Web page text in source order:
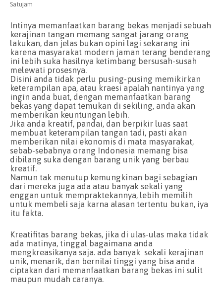
Satujam
Intinya memanfaatkan barang bekas menjadi sebuah
kerajinan tangan memang sangat jarang orang
lakukan, dan jelas bukan opini lagi sekarang ini
karena masyarakat modern jaman terang benderang
ini lebih suka hasilnya ketimbang bersusah-susah
melewati prosesnya.
Disini anda tidak perlu pusing-pusing memikirkan
keterampilan apa, atau kraesi apalah nantinya yang
ingin anda buat, dengan memanfaatkan barang
bekas yang dapat temukan di sekiling, anda akan
memberikan keuntungan lebih.
Jika anda kreatif, pandai, dan berpikir luas saat
membuat keterampilan tangan tadi, pasti akan
memberikan nilai ekonomis di mata masyarakat,
sebab-sebabnya orang Indonesia memang bisa
dibilang suka dengan barang unik yang berbau
kreatif.
Namun tak menutup kemungkinan bagi sebagian
dari mereka juga ada atau banyak sekali yang
enggan untuk mempraktekannya, lebih memilih
untuk membeli saja karna alasan tertentu bukan, iya
itu fakta.
Kreatifitas barang bekas, jika di ulas-ulas maka tidak
ada matinya, tinggal bagaimana anda
mengkreasikanya saja. ada banyak sekali kerajinan
unik, menarik, dan bernilai tinggi yang bisa anda
ciptakan dari memanfaatkan barang bekas ini sulit
maupun mudah caranya.